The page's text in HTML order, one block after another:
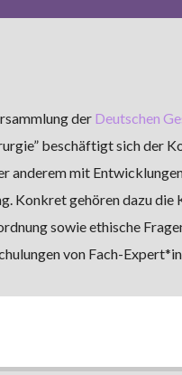
der Deutschen
beschäftigt sich der
anderem mit
Konkret gehören dazu
sowie ethische
von Fach-